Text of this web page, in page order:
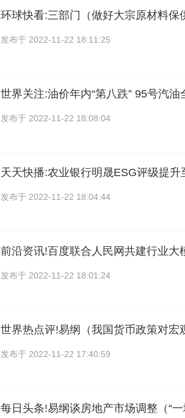
环球快看:三部门（做好大宗原材料保
发布于 2022-11-22 18:11:25
世界关注:油价年内“第八跌” 95号汽油
发布于 2022-11-22 18:08:04
天天快播:农业银行明晟ESG评级提升
发布于 2022-11-22 18:04:44
前沿资讯!百度联合人民网共建行业大
发布于 2022-11-22 18:01:24
世界热点评!易纲（我国货币政策对宏
发布于 2022-11-22 17:40:59
每日头条!易纲谈房地产市场调整（“